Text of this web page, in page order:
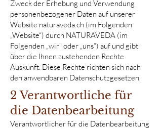
Zweck der Erhebung und Verwendung
personenbezogener Daten auf unserer
Website naturaveda.ch (im Folgenden
„Website“) durch NATURAVEDA (im
Folgenden „wir“ oder „uns“) auf und gibt
über die Ihnen zustehenden Rechte
Auskunft. Diese Rechte richten sich nach
den anwendbaren Datenschutzgesetzen.
2 Verantwortliche für
die Datenbearbeitung
Verantwortlicher für die Datenbearbeitung